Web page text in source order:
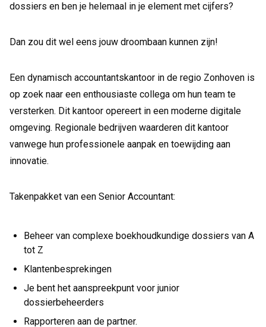
dossiers en ben je helemaal in je element met cijfers?
Dan zou dit wel eens jouw droombaan kunnen zijn!
Een dynamisch accountantskantoor in de regio Zonhoven is
op zoek naar een enthousiaste collega om hun team te
versterken. Dit kantoor opereert in een moderne digitale
omgeving. Regionale bedrijven waarderen dit kantoor
vanwege hun professionele aanpak en toewijding aan
innovatie.
Takenpakket van een Senior Accountant:
Beheer van complexe boekhoudkundige dossiers van A
tot Z
Klantenbesprekingen
Je bent het aanspreekpunt voor junior
dossierbeheerders
Rapporteren aan de partner.